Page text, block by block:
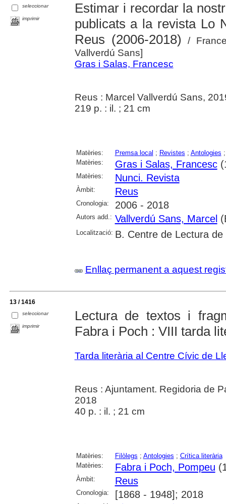
seleccionar
imprimir
Estimar i recordar la
publicats a la revista Lo
Reus (2006-2018)
/
Vallverdú Sans]
Gras i Salas, Francesc
Reus : Marcel Vallverdú Sans,
219 p. : il. ; 21 cm
Matèries: Premsa local ; Revistes ; Antologies
Matèries:
Gras i Salas, Francesc
Matèries: Nunci. Revista
Àmbit: Reus
Cronologia: 2006 - 2018
Autors add.: Vallverdú Sans, Marcel
Localització: B. Centre de Lectura de
Enllaç permanent a aquest
13 / 1416
seleccionar
imprimir
Lectura de textos i
Fabra i Poch : VIII tarda
Tarda literària al Centre Cívic de
Reus : Ajuntament. Regidoria de
2018
40 p. : il. ; 21 cm
Matèries: Filòlegs ; Antologies ; Crítica literària
Matèries:
Fabra i Poch, Pompeu
Àmbit: Reus
Cronologia: [1868 - 1948]; 2018